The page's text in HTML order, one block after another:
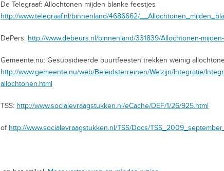
De Telegraaf: Allochtonen mijden blanke feestjes
http://www.telegraaf.nl/binnenland/4686662/
DePers: http://www.debeurs.nl/binnenland/331839/Allochtonen-
Gemeente.nu: Gesubsidieerde buurtfeesten trekken weinig
http://www.gemeente.nu/web/Beleidsterreinen/Welzijn/Integratie/
allochtonen.html
TSS: http://www.socialevraagstukken.nl/eCache/DEF/1/26/925.html
of http://www.socialevraagstukken.nl/TSS/Docs/